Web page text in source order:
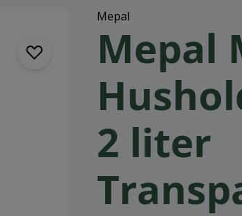
Mepal
Mepal
2 liter